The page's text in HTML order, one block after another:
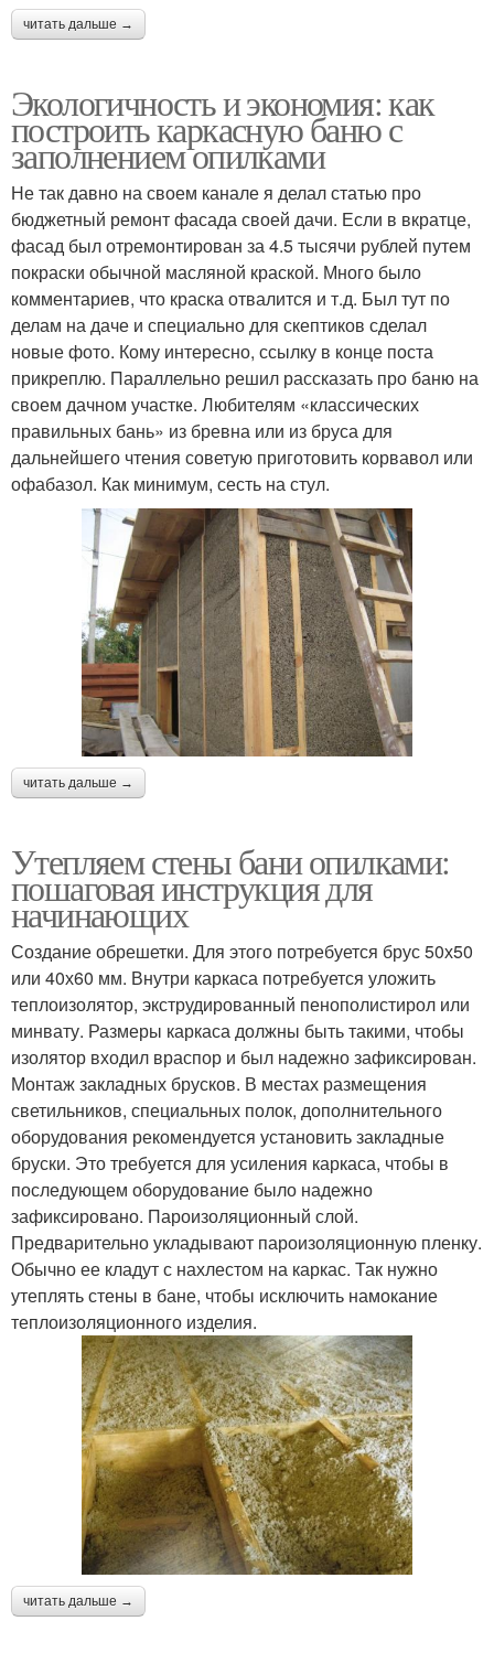
читать дальше →
Экологичность и экономия: как
построить каркасную баню с
заполнением опилками
Не так давно на своем канале я делал статью про
бюджетный ремонт фасада своей дачи. Если в вкратце,
фасад был отремонтирован за 4.5 тысячи рублей путем
покраски обычной масляной краской. Много было
комментариев, что краска отвалится и т.д. Был тут по
делам на даче и специально для скептиков сделал
новые фото. Кому интересно, ссылку в конце поста
прикреплю. Параллельно решил рассказать про баню на
своем дачном участке. Любителям «классических
правильных бань» из бревна или из бруса для
дальнейшего чтения советую приготовить корвавол или
офабазол. Как минимум, сесть на стул.
читать дальше →
Утепляем стены бани опилками:
пошаговая инструкция для
начинающих
Создание обрешетки. Для этого потребуется брус 50х50
или 40х60 мм. Внутри каркаса потребуется уложить
теплоизолятор, экструдированный пенополистирол или
минвату. Размеры каркаса должны быть такими, чтобы
изолятор входил враспор и был надежно зафиксирован.
Монтаж закладных брусков. В местах размещения
светильников, специальных полок, дополнительного
оборудования рекомендуется установить закладные
бруски. Это требуется для усиления каркаса, чтобы в
последующем оборудование было надежно
зафиксировано. Пароизоляционный слой.
Предварительно укладывают пароизоляционную пленку.
Обычно ее кладут с нахлестом на каркас. Так нужно
утеплять стены в бане, чтобы исключить намокание
теплоизоляционного изделия.
читать дальше →